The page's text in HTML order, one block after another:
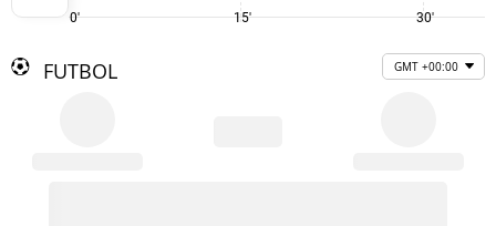
0' 15' 30'
FUTBOL GMT +00:00